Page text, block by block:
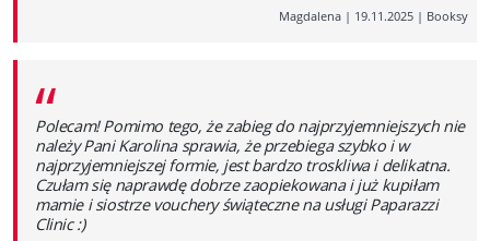
Magdalena | 19.11.2025 | Booksy
“
Polecam! Pomimo tego, że zabieg do najprzyjemniejszych nie
należy Pani Karolina sprawia, że przebiega szybko i w
najprzyjemniejszej formie, jest bardzo troskliwa i delikatna.
Czułam się naprawdę dobrze zaopiekowana i już kupiłam
mamie i siostrze vouchery świąteczne na usługi Paparazzi
Clinic :)